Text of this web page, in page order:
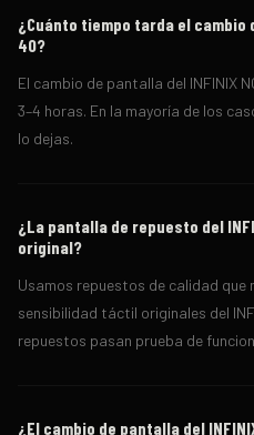
¿Cuánto tiempo tarda el cambio
40?
El cambio de pantalla del INFINIX
3–4 horas. En la mayoría de los
lo dejas.
¿La pantalla de repuesto del
original?
Usamos repuestos de calidad que
sensibilidad táctil originales del
repuestos pasan prueba de
¿El cambio de pantalla del